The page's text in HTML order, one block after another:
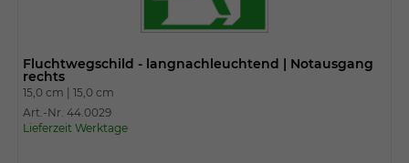
Fluchtwegschild - langnachleuchtend | Notausgang
rechts
15,0 cm | 15,0 cm
Art.-Nr. 44.0029
Lieferzeit Werktage